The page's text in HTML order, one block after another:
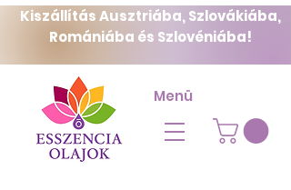
Kiszállítás Ausztriába, Szlovákiába,
Romániába és Szlovéniába!
Menü